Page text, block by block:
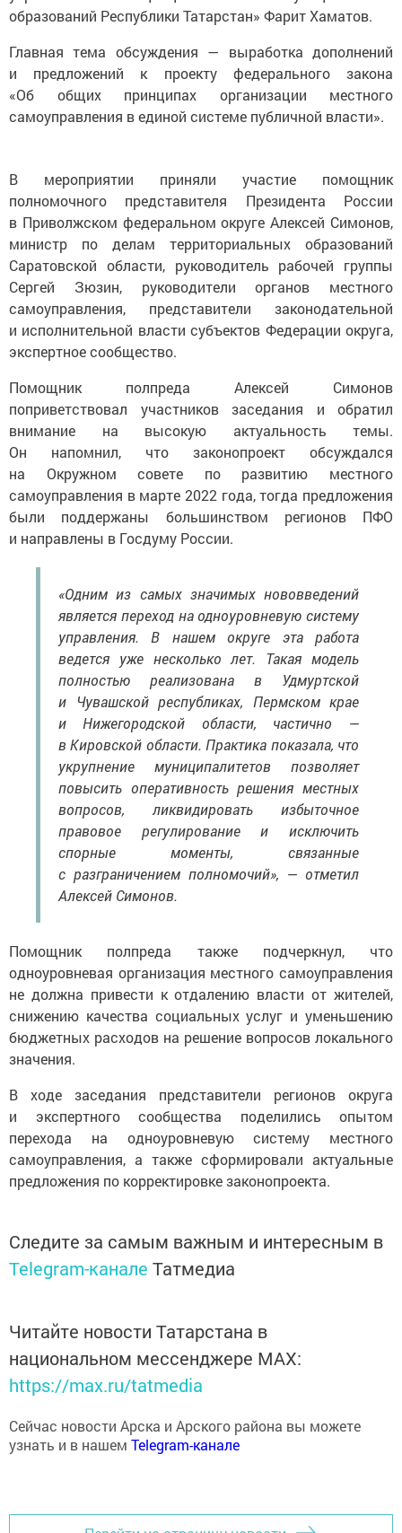
образований Республики Татарстан» Фарит Хаматов.
Главная тема обсуждения — выработка дополнений
и предложений к проекту федерального закона
«Об общих принципах организации местного
самоуправления в единой системе публичной власти».
В мероприятии приняли участие помощник
полномочного представителя Президента России
в Приволжском федеральном округе Алексей Симонов,
министр по делам территориальных образований
Саратовской области, руководитель рабочей группы
Сергей Зюзин, руководители органов местного
самоуправления, представители законодательной
и исполнительной власти субъектов Федерации округа,
экспертное сообщество.
Помощник полпреда Алексей Симонов
поприветствовал участников заседания и обратил
внимание на высокую актуальность темы.
Он напомнил, что законопроект обсуждался
на Окружном совете по развитию местного
самоуправления в марте 2022 года, тогда предложения
были поддержаны большинством регионов ПФО
и направлены в Госдуму России.
«Одним из самых значимых нововведений
является переход на одноуровневую систему
управления. В нашем округе эта работа
ведется уже несколько лет. Такая модель
полностью реализована в Удмуртской
и Чувашской республиках, Пермском крае
и Нижегородской области, частично —
в Кировской области. Практика показала, что
укрупнение муниципалитетов позволяет
повысить оперативность решения местных
вопросов, ликвидировать избыточное
правовое регулирование и исключить
спорные моменты, связанные
с разграничением полномочий», — отметил
Алексей Симонов.
Помощник полпреда также подчеркнул, что
одноуровневая организация местного самоуправления
не должна привести к отдалению власти от жителей,
снижению качества социальных услуг и уменьшению
бюджетных расходов на решение вопросов локального
значения.
В ходе заседания представители регионов округа
и экспертного сообщества поделились опытом
перехода на одноуровневую систему местного
самоуправления, а также сформировали актуальные
предложения по корректировке законопроекта.
Следите за самым важным и интересным в
Telegram-канале Татмедиа
Читайте новости Татарстана в
национальном мессенджере MАХ:
https://max.ru/tatmedia
Сейчас новости Арска и Арского района вы можете
узнать и в нашемTelegram-канале
Перейти на страницу новости